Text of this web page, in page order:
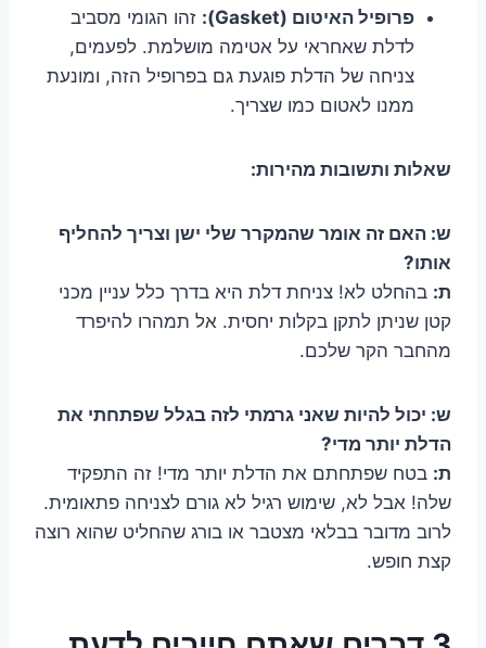
פרופיל האיטום (Gasket):
זהו הגומי מסביב
לדלת שאחראי על אטימה מושלמת. לפעמים,
צניחה של הדלת פוגעת גם בפרופיל הזה, ומונעת
ממנו לאטום כמו שצריך.
שאלות ותשובות מהירות:
ש: האם זה אומר שהמקרר שלי ישן וצריך להחליף
אותו?
ת: בהחלט לא! צניחת דלת היא בדרך כלל עניין מכני
קטן שניתן לתקן בקלות יחסית. אל תמהרו להיפרד
מהחבר הקר שלכם.
ש: יכול להיות שאני גרמתי לזה בגלל שפתחתי את
הדלת יותר מדי?
ת: בטח שפתחתם את הדלת יותר מדי! זה התפקיד
שלה! אבל לא, שימוש רגיל לא גורם לצניחה פתאומית.
לרוב מדובר בבלאי מצטבר או בורג שהחליט שהוא רוצה
קצת חופש.